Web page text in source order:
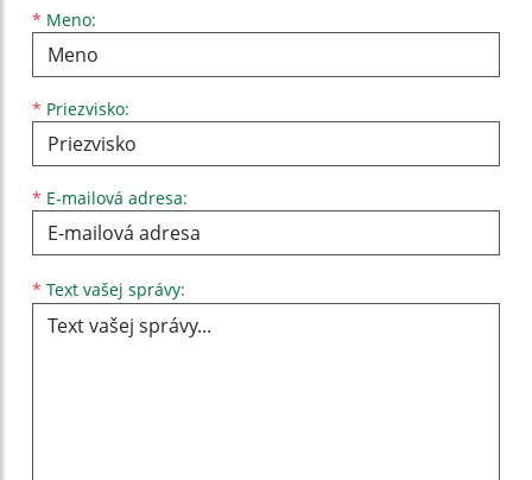
* Meno:
Meno
* Priezvisko:
Priezvisko
* E-mailová adresa:
E-mailová adresa
* Text vašej správy: